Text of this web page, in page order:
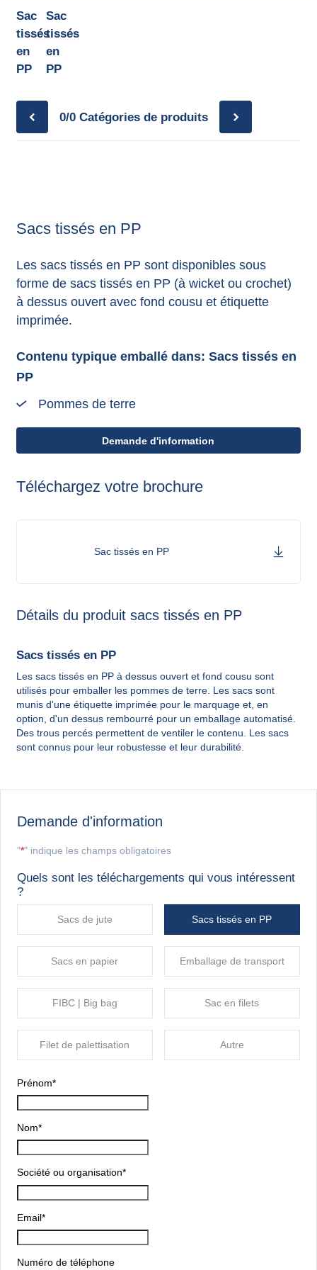
Sac
tissés
en
PP
Sac
tissés
en
PP
0/0 Catégories de produits
Sacs tissés en PP
Les sacs tissés en PP sont disponibles sous
forme de sacs tissés en PP (à wicket ou crochet)
à dessus ouvert avec fond cousu et étiquette
imprimée.
Contenu typique emballé dans: Sacs tissés en
PP
Pommes de terre
Demande d'information
Téléchargez votre brochure
Sac tissés en PP
Détails du produit sacs tissés en PP
Sacs tissés en PP
Les sacs tissés en PP à dessus ouvert et fond cousu sont
utilisés pour emballer les pommes de terre. Les sacs sont
munis d'une étiquette imprimée pour le marquage et, en
option, d'un dessus rembourré pour un emballage automatisé.
Des trous percés permettent de ventiler le contenu. Les sacs
sont connus pour leur robustesse et leur durabilité.
Demande d'information
"*" indique les champs obligatoires
Quels sont les téléchargements qui vous intéressent
?
Sacs de jute Sacs tissés en PP
Sacs en papier Emballage de transport
FIBC | Big bag Sac en filets
Filet de palettisation Autre
Prénom*
Nom*
Société ou organisation*
Email*
Numéro de téléphone
annonces.